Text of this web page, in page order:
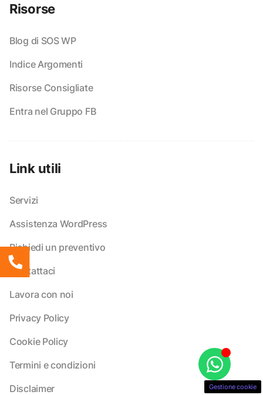
Risorse
Blog di SOS WP
Indice Argomenti
Risorse Consigliate
Entra nel Gruppo FB
Link utili
Servizi
Assistenza WordPress
Richiedi un preventivo
Contattaci
Lavora con noi
Privacy Policy
Cookie Policy
Termini e condizioni
Disclaimer
Gestione cookie